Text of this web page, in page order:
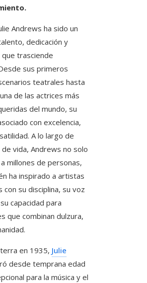
Andrews ha sido un
dedicación y
trasciende
sus primeros
teatrales hasta
de las actrices más
del mundo, su
con excelencia,
A lo largo de
vida, Andrews no solo
millones de personas,
ha inspirado a artistas
su disciplina, su voz
capacidad para
que combinan dulzura,
en 1935, Julie
desde temprana edad
para la música y el